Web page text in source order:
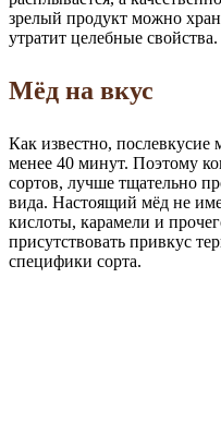
зрелый продукт можно
утратит целебные свойства.
Мёд на вкус
Как известно, послевкусие
менее 40 минут. Поэтому
сортов, лучше тщательно
вида. Настоящий мёд не
кислоты, карамели и
присутствовать привкус
специфики сорта.